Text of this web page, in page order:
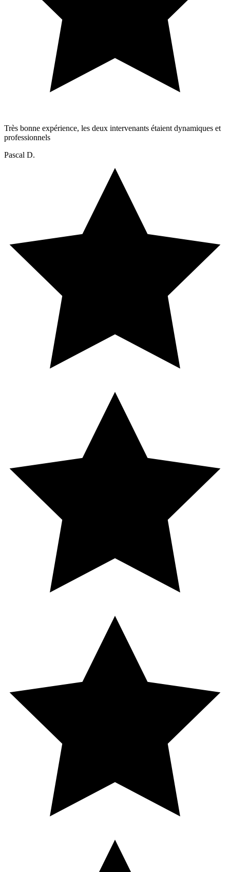
Très bonne expérience, les deux intervenants étaient dynamiques et
professionnels
Pascal D.